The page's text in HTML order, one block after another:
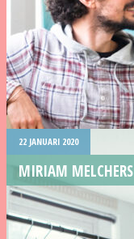
22 JANUARI 2020
MIRIAM MELCHERS